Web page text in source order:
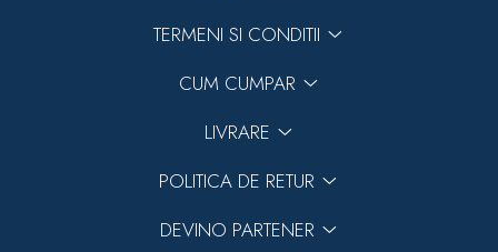
TERMENI SI CONDITII
CUM CUMPAR
LIVRARE
POLITICA DE RETUR
DEVINO PARTENER